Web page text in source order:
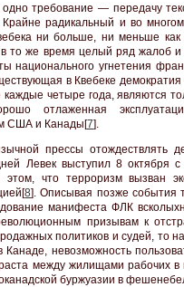
требование — передачу
радикальный и во
ни больше, ни меньше
в то же время целый ряд жалоб
национального угнетения
в Квебеке
четыре года, являются
отлаженная
США и Канады[7].
прессы отождествлять
Левек выступил 8 октября
что терроризм вызван
8]. Описывая позже события
манифеста ФЛК
призывам к
политиков и судей, то
Канаде, невозможность
между жилищами рабочих в
буржуазии в